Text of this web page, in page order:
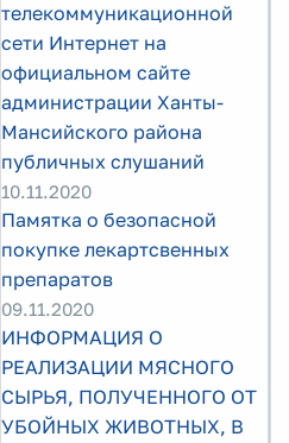
телекоммуникационной
сети Интернет на
официальном сайте
администрации Ханты-
Мансийского района
публичных слушаний
10.11.2020
Памятка о безопасной
покупке лекартсвенных
препаратов
09.11.2020
ИНФОРМАЦИЯ О
РЕАЛИЗАЦИИ МЯСНОГО
СЫРЬЯ, ПОЛУЧЕННОГО ОТ
УБОЙНЫХ ЖИВОТНЫХ, В